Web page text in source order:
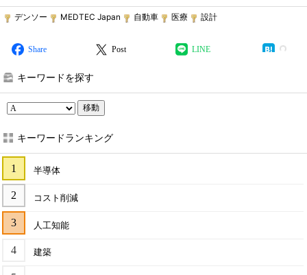
デンソー MEDTEC Japan 自動車 医療 設計
Share Post LINE
キーワードを探す
移動
キーワードランキング
半導体
コスト削減
人工知能
建築